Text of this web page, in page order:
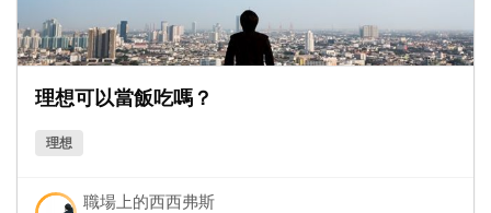
理想可以當飯吃嗎？
理想
職場上的西西弗斯